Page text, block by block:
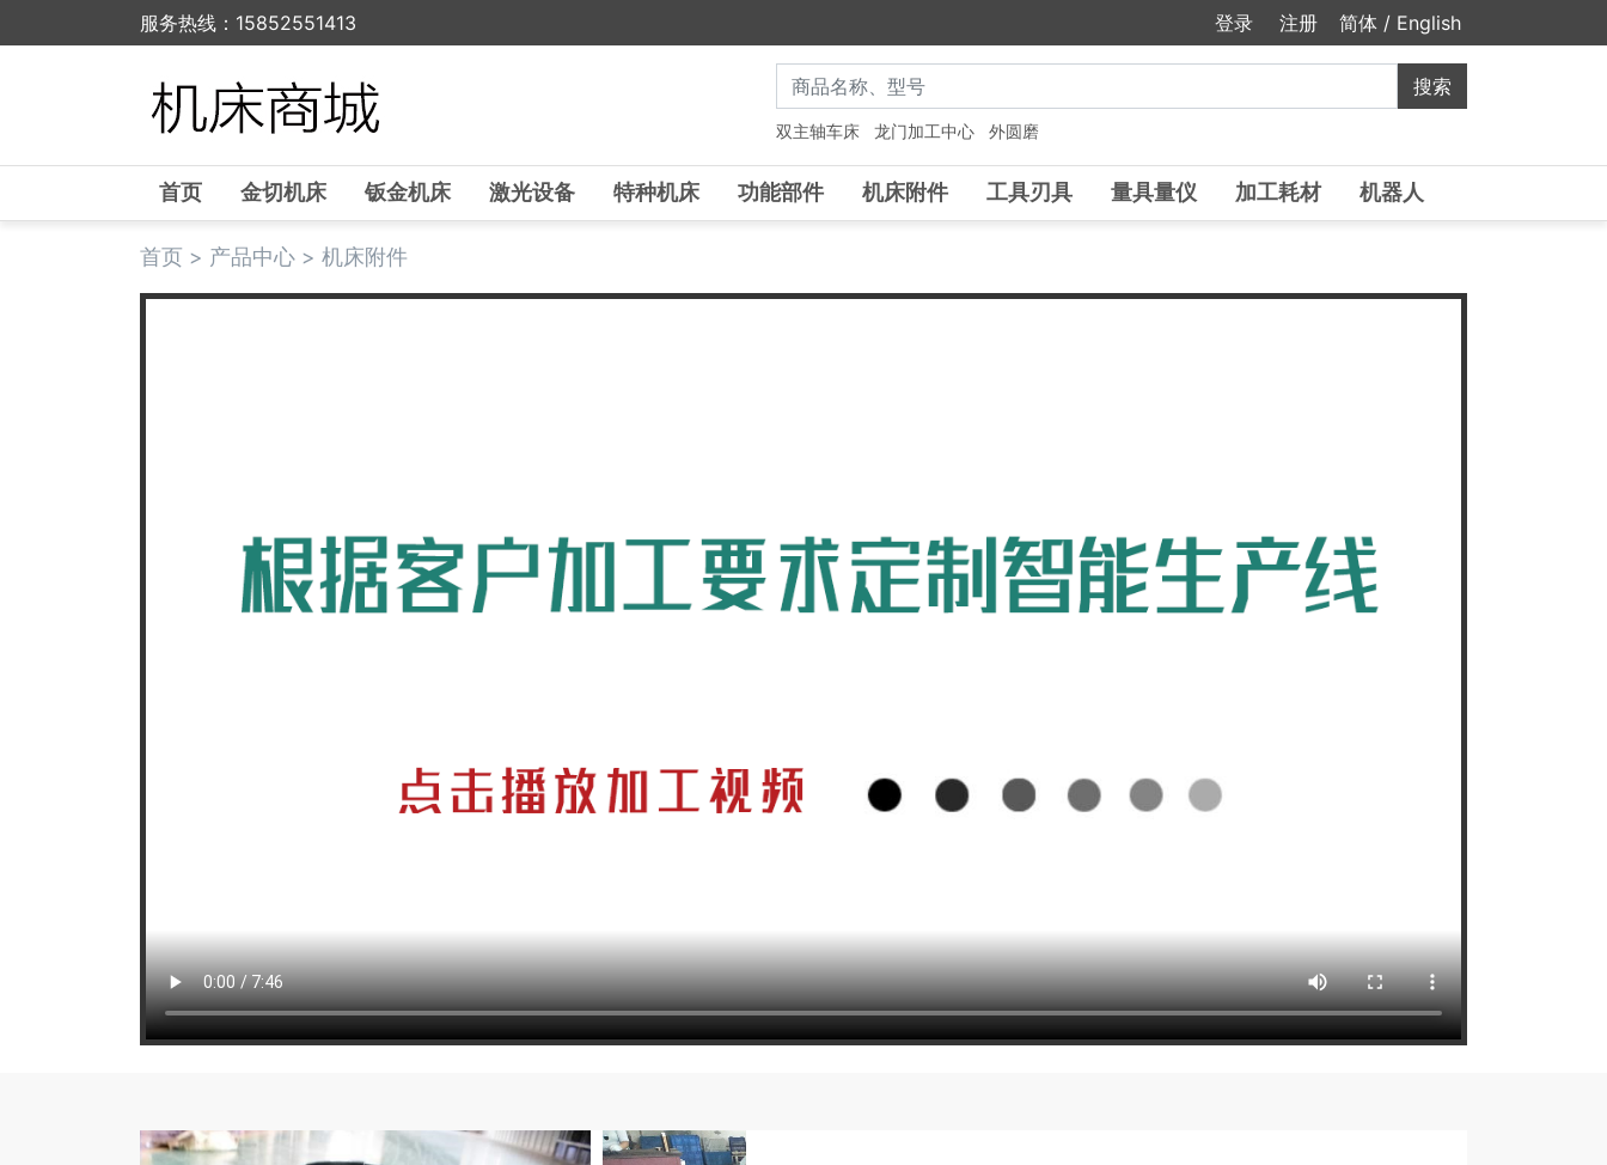
服务热线：15852551413 登录 注册 简体 / English
双主轴车床 龙门加工中心 外圆磨
首页 金切机床 钣金机床 激光设备 特种机床 功能部件 机床附件 工具刃具 量具量仪 加工耗材 机器人
首页 > 产品中心 > 机床附件